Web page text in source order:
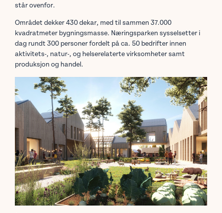
står ovenfor.
Området dekker 430 dekar, med til sammen 37.000
kvadratmeter bygningsmasse. Næringsparken sysselsetter i
dag rundt 300 personer fordelt på ca. 50 bedrifter innen
aktivitets-, natur-, og helserelaterte virksomheter samt
produksjon og handel.